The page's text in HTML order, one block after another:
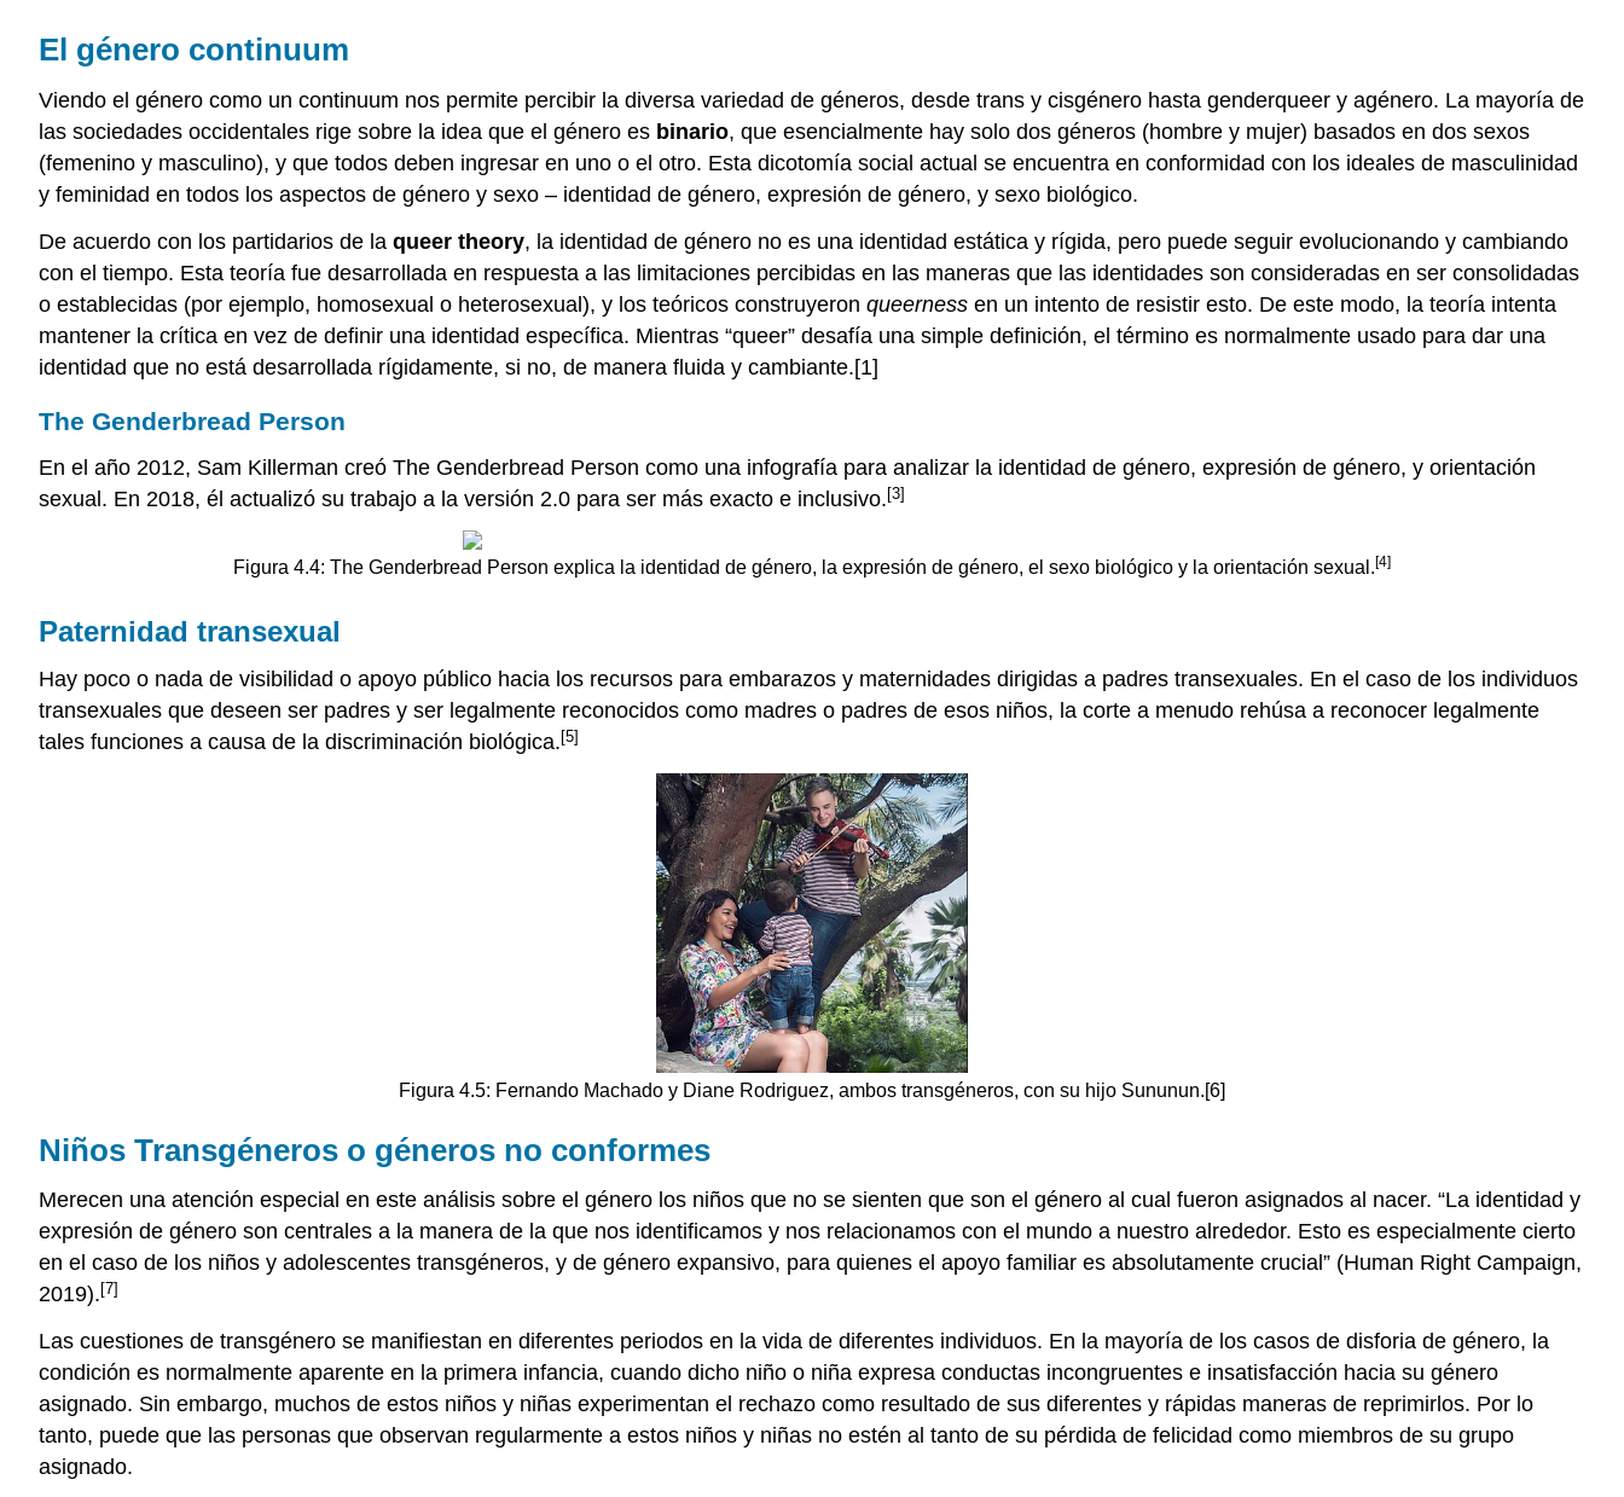
El género continuum
Viendo el género como un continuum nos permite percibir la diversa variedad de géneros, desde trans y cisgénero hasta genderqueer y agénero. La mayoría de
las sociedades occidentales rige sobre la idea que el género es binario, que esencialmente hay solo dos géneros (hombre y mujer) basados en dos sexos
(femenino y masculino), y que todos deben ingresar en uno o el otro. Esta dicotomía social actual se encuentra en conformidad con los ideales de masculinidad
y feminidad en todos los aspectos de género y sexo – identidad de género, expresión de género, y sexo biológico.
De acuerdo con los partidarios de la queer theory, la identidad de género no es una identidad estática y rígida, pero puede seguir evolucionando y cambiando
con el tiempo. Esta teoría fue desarrollada en respuesta a las limitaciones percibidas en las maneras que las identidades son consideradas en ser consolidadas
o establecidas (por ejemplo, homosexual o heterosexual), y los teóricos construyeron queerness en un intento de resistir esto. De este modo, la teoría intenta
mantener la crítica en vez de definir una identidad específica. Mientras “queer” desafía una simple definición, el término es normalmente usado para dar una
identidad que no está desarrollada rígidamente, si no, de manera fluida y cambiante.[1]
The Genderbread Person
En el año 2012, Sam Killerman creó The Genderbread Person como una infografía para analizar la identidad de género, expresión de género, y orientación
sexual. En 2018, él actualizó su trabajo a la versión 2.0 para ser más exacto e inclusivo.[3]
Figura 4.4: The Genderbread Person explica la identidad de género, la expresión de género, el sexo biológico y la orientación sexual.[4]
Paternidad transexual
Hay poco o nada de visibilidad o apoyo público hacia los recursos para embarazos y maternidades dirigidas a padres transexuales. En el caso de los individuos
transexuales que deseen ser padres y ser legalmente reconocidos como madres o padres de esos niños, la corte a menudo rehúsa a reconocer legalmente
tales funciones a causa de la discriminación biológica. [5]
Figura 4.5: Fernando Machado y Diane Rodriguez, ambos transgéneros, con su hijo Sununun.[6]
Niños Transgéneros o géneros no conformes
Merecen una atención especial en este análisis sobre el género los niños que no se sienten que son el género al cual fueron asignados al nacer. “La identidad y
expresión de género son centrales a la manera de la que nos identificamos y nos relacionamos con el mundo a nuestro alrededor. Esto es especialmente cierto
en el caso de los niños y adolescentes transgéneros, y de género expansivo, para quienes el apoyo familiar es absolutamente crucial” (Human Right Campaign,
2019). [7]
Las cuestiones de transgénero se manifiestan en diferentes periodos en la vida de diferentes individuos. En la mayoría de los casos de disforia de género, la
condición es normalmente aparente en la primera infancia, cuando dicho niño o niña expresa conductas incongruentes e insatisfacción hacia su género
asignado. Sin embargo, muchos de estos niños y niñas experimentan el rechazo como resultado de sus diferentes y rápidas maneras de reprimirlos. Por lo
tanto, puede que las personas que observan regularmente a estos niños y niñas no estén al tanto de su pérdida de felicidad como miembros de su grupo
asignado.